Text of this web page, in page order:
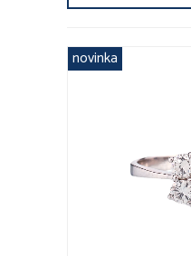
novinka